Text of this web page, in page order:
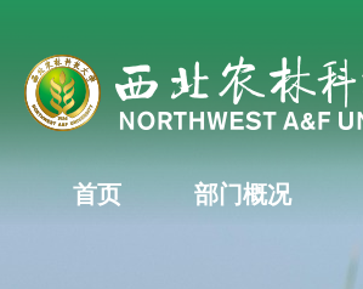
首页 部门概况